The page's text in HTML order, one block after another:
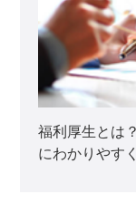
福利厚生とは
にわかりやす